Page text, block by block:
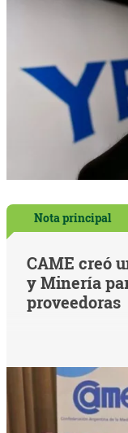
Nota principal
CAME creó
y Minería
proveedoras